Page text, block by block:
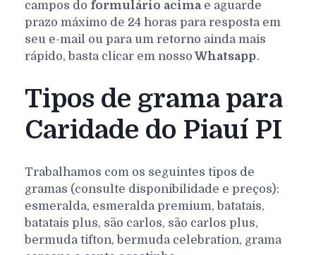
campos do formulário acima e aguarde
prazo máximo de 24 horas para resposta em
seu e-mail ou para um retorno ainda mais
rápido, basta clicar em nosso Whatsapp.
Tipos de grama para
Caridade do Piauí PI
Trabalhamos com os seguintes tipos de
gramas (consulte disponibilidade e preços):
esmeralda, esmeralda premium, batatais,
batatais plus, são carlos, são carlos plus,
bermuda tifton, bermuda celebration, grama